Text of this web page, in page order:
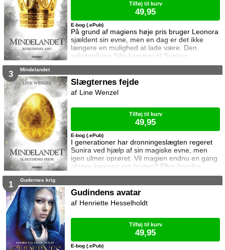
På grund af magiens høje pris bruger Leonora
sjældent sin evne, men en dag er det ikke
længere en mulighed at lade være. Den
sekstenårige Silje kommer til Suniras
hovedstad, Tedea, for at sy en kjole til
dronningen fra et mordforsøg, belønnes hun
med en position som hofdame for den lidt
ældre prinsesse Leonora. Opgaven viser sig
E-bog (.ePub)
Tilføj til kurv
49,95
3 Mindelandet
Slægternes fejde
I generationer har dronningeslægten regeret
Sunira ved hjælp af sin magiske evne, men
igen ulmer oprøret. Vil magien endnu en gang
afgøre kampen om tronen? Efter hendes
landsby er brændt ned, står syttenårige Iden
ambitiøse, men til tider naive Simen giver
hende arbejde som magiker. Undervejs stifter
E-bog (.ePub)
Line Wenzel
Tilføj til kurv
49,95
1 Gudernes krig
Gudindens avatar
E-bog (.ePub)
Henriette Hesselholdt
Tilføj til kurv
49,95